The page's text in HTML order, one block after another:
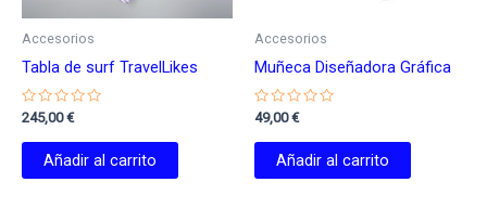
Accesorios
Tabla de surf TravelLikes
Valorado
con
0
245,00€
Añadir al carrito
Accesorios
Muñeca Diseñadora Gráfica
Valorado
con
0
49,00€
Añadir al carrito